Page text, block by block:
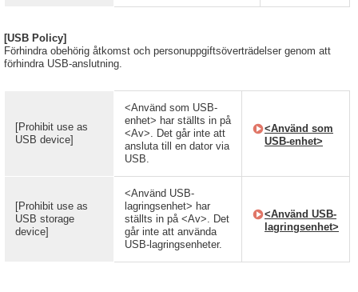
[USB Policy]
Förhindra obehörig åtkomst och personuppgiftsöverträdelser genom att
förhindra USB-anslutning.
[Prohibit use as
USB device]
<Använd som USB-
enhet> har ställts in på
<Av>. Det går inte att
ansluta till en dator via
USB.
<Använd som
USB-enhet>
[Prohibit use as
USB storage
device]
<Använd USB-
lagringsenhet> har
ställts in på <Av>. Det
går inte att använda
USB-lagringsenheter.
<Använd USB-
lagringsenhet>